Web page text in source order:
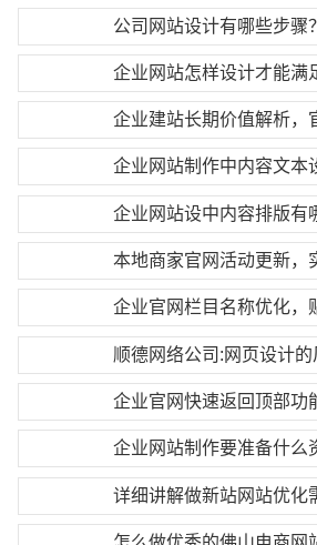
公司网站设计有哪些步骤？
企业网站怎样设计才能满
企业网站制作中内容文本
企业网站设中内容排版有
顺德网络公司:网页设计
企业网站制作要准备什么